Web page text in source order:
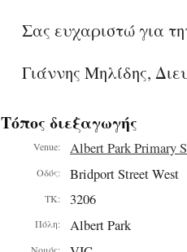
Σας ευχαριστώ για
Γιάννης Μηλίδης,
Τόπος διεξαγωγής
Venue: Albert Park Primary
Οδός: Bridport Street West
ΤΚ: 3206
Πόλη: Albert Park